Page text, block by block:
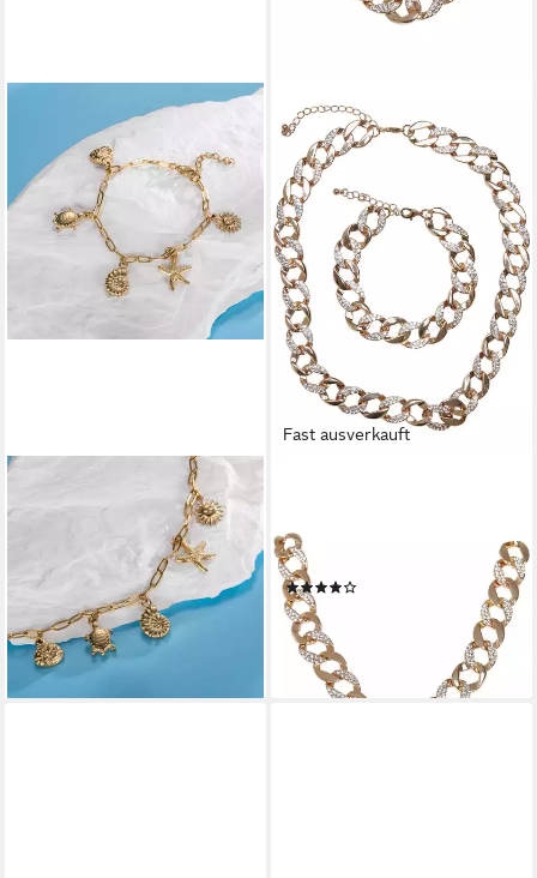
Bettelarmband Schmuck
Geschenk Edelstahl
Armschmuck Armkette Ocean
40,81 €
lieferbar - in 1-2 Werktagen bei dir
Fast ausverkauft
Unisex Basic Diamond
Necklace And Bracelet Set
27,99 €
lieferbar - in 2-3 Werktagen bei dir